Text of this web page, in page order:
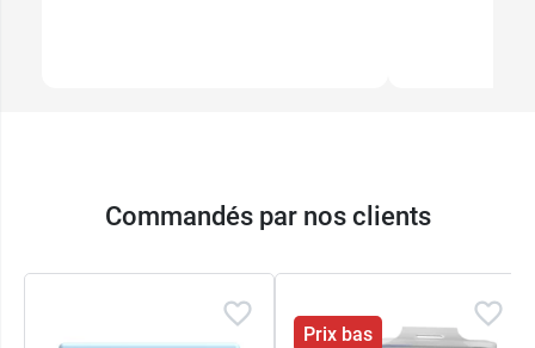
Commandés par nos clients
Prix bas